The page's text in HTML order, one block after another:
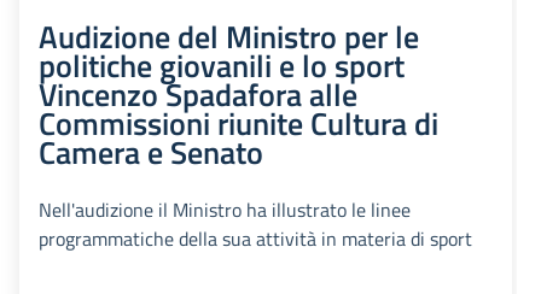
Audizione del Ministro per le
politiche giovanili e lo sport
Vincenzo Spadafora alle
Commissioni riunite Cultura di
Camera e Senato
Nell'audizione il Ministro ha illustrato le linee
programmatiche della sua attività in materia di sport